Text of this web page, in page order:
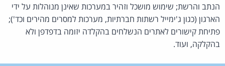
הנתב והרשת; שימוש מושכל וזהיר במערכות שאינן מנוהלות על ידי
הארגון (כגון ג'ימייל רשתות חברתיות, מערכות למסרים מהירים וכד');
פתיחת קישורים לאתרים הנשלחים בהקלדה יזומה בדפדפן ולא
בהקלקה, ועוד.